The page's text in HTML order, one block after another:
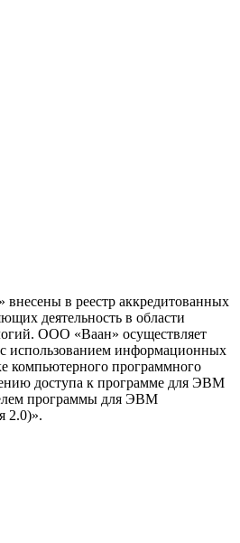
в реестр аккредитованных
деятельность в области
ООО «Ваан» осуществляет
с использованием информационных
компьютерного программного
доступа к программе для ЭВМ
программы для ЭВМ
2.0)».